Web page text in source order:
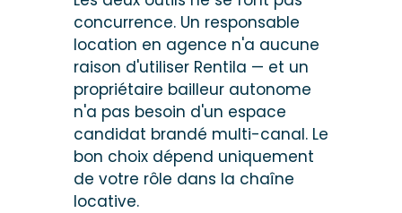
concurrence. Un responsable
location en agence n'a aucune
raison d'utiliser Rentila — et un
propriétaire bailleur autonome
n'a pas besoin d'un espace
candidat brandé multi-canal. Le
bon choix dépend uniquement
de votre rôle dans la chaîne
locative.